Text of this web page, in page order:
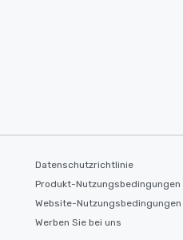
Datenschutzrichtlinie
Produkt-Nutzungsbedingungen
Website-Nutzungsbedingungen
Werben Sie bei uns